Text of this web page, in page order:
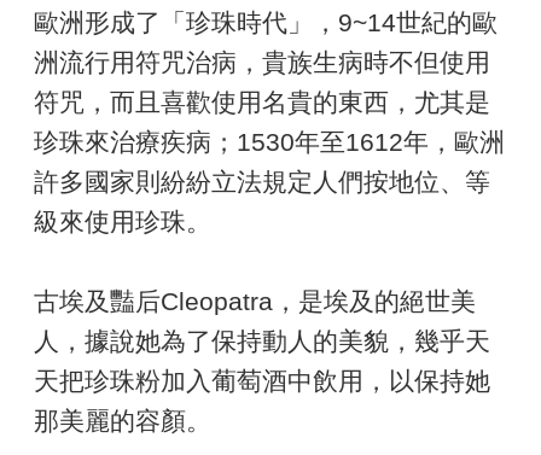
歐洲形成了「珍珠時代」，9~14世紀的歐
洲流行用符咒治病，貴族生病時不但使用
符咒，而且喜歡使用名貴的東西，尤其是
珍珠來治療疾病；1530年至1612年，歐洲
許多國家則紛紛立法規定人們按地位、等
級來使用珍珠。
古埃及豔后Cleopatra，是埃及的絕世美
人，據說她為了保持動人的美貌，幾乎天
天把珍珠粉加入葡萄酒中飲用，以保持她
那美麗的容顏。